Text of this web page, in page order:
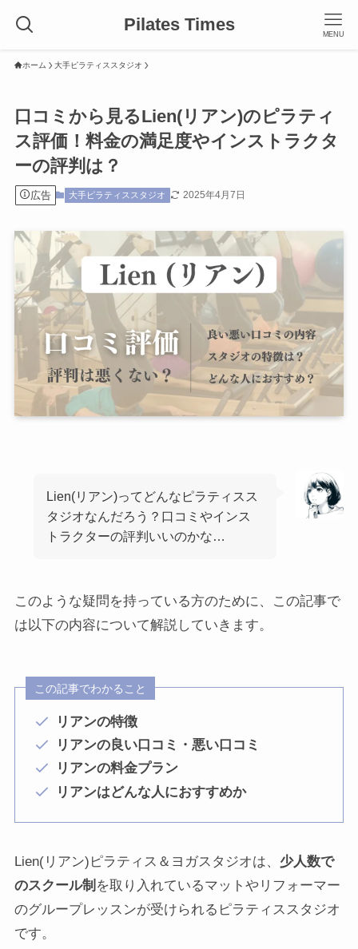
Pilates Times MENU
ホーム 大手ピラティススタジオ
口コミから見るLien(リアン)のピラティ
ス評価！料金の満足度やインストラクタ
ーの評判は？
広告 大手ピラティススタジオ 2025年4月7日
Lien(リアン)ってどんなピラティスス
タジオなんだろう？口コミやインス
トラクターの評判いいのかな…
このような疑問を持っている方のために、この記事で
は以下の内容について解説していきます。
この記事でわかること
リアンの特徴
リアンの良い口コミ・悪い口コミ
リアンの料金プラン
リアンはどんな人におすすめか
Lien(リアン)ピラティス＆ヨガスタジオは、 少人数で
のスクール制 を取り入れているマットやリフォーマー
のグループレッスンが受けられるピラティススタジオ
です。